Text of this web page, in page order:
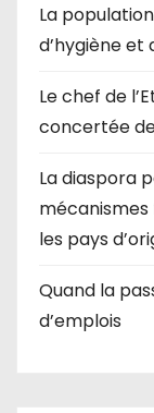
La
d’hygiène et
Le chef de
concertée
La diaspora
mécanismes
les pays
Quand la
d’emplois